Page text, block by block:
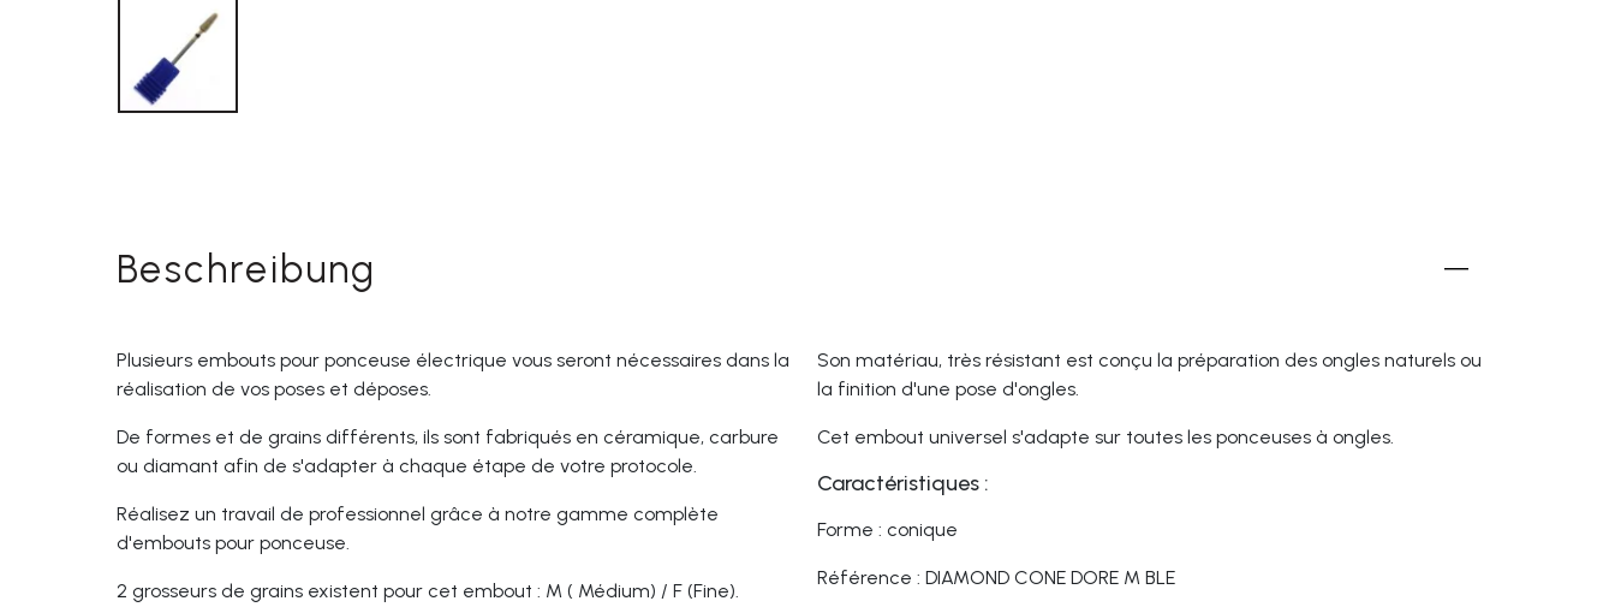
Beschreibung
Plusieurs embouts pour ponceuse électrique vous seront nécessaires dans la
réalisation de vos poses et déposes.
De formes et de grains différents, ils sont fabriqués en céramique, carbure
ou diamant afin de s'adapter à chaque étape de votre protocole.
Réalisez un travail de professionnel grâce à notre gamme complète
d'embouts pour ponceuse.
2 grosseurs de grains existent pour cet embout : M ( Médium) / F (Fine).
Son matériau, très résistant est conçu la préparation des ongles naturels ou
la finition d'une pose d'ongles.
Cet embout universel s'adapte sur toutes les ponceuses à ongles.
Caractéristiques :
Forme : conique
Référence : DIAMOND CONE DORE M BLE